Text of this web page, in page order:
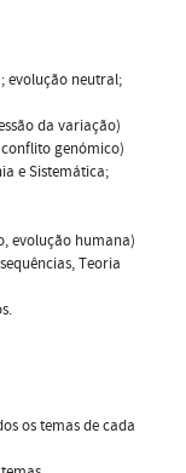
evolução neutral;
da variação)
genómico)
e Sistemática;
evolução humana)
Teoria
os temas de cada